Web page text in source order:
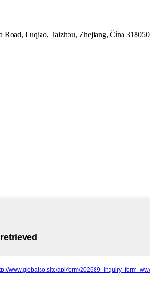
Luqiao, Taizhou, Zhejiang, Čína 318050